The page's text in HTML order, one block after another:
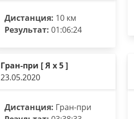
Дистанция: 10 км
Результат: 01:06:24
Гран-при [ Я х 5 ]
23.05.2020
Дистанция: Гран-при